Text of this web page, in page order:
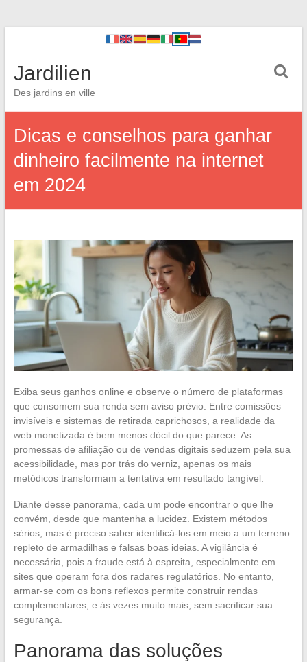
Jardilien
Des jardins en ville
Dicas e conselhos para ganhar
dinheiro facilmente na internet
em 2024
Exiba seus ganhos online e observe o número de plataformas
que consomem sua renda sem aviso prévio. Entre comissões
invisíveis e sistemas de retirada caprichosos, a realidade da
web monetizada é bem menos dócil do que parece. As
promessas de afiliação ou de vendas digitais seduzem pela sua
acessibilidade, mas por trás do verniz, apenas os mais
metódicos transformam a tentativa em resultado tangível.
Diante desse panorama, cada um pode encontrar o que lhe
convém, desde que mantenha a lucidez. Existem métodos
sérios, mas é preciso saber identificá-los em meio a um terreno
repleto de armadilhas e falsas boas ideias. A vigilância é
necessária, pois a fraude está à espreita, especialmente em
sites que operam fora dos radares regulatórios. No entanto,
armar-se com os bons reflexos permite construir rendas
complementares, e às vezes muito mais, sem sacrificar sua
segurança.
Panorama das soluções